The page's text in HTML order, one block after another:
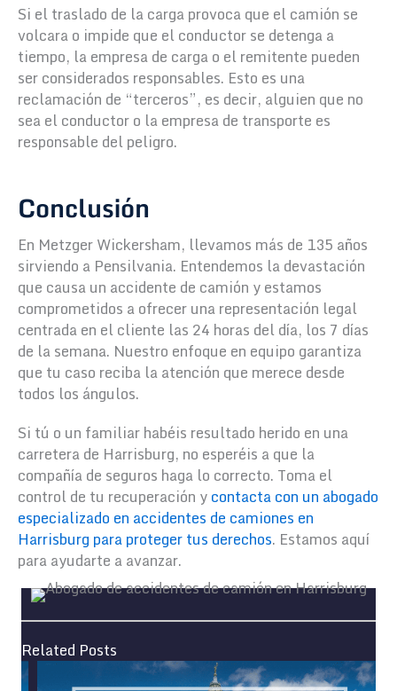
Related Posts
Si el traslado de la carga provoca que el camión se
volcara o impide que el conductor se detenga a
tiempo, la empresa de carga o el remitente pueden
ser considerados responsables. Esto es una
reclamación de “terceros”, es decir, alguien que no
sea el conductor o la empresa de transporte es
responsable del peligro.
Conclusión
En Metzger Wickersham, llevamos más de 135 años
sirviendo a Pensilvania. Entendemos la devastación
que causa un accidente de camión y estamos
comprometidos a ofrecer una representación legal
centrada en el cliente las 24 horas del día, los 7 días
de la semana. Nuestro enfoque en equipo garantiza
que tu caso reciba la atención que merece desde
todos los ángulos.
Si tú o un familiar habéis resultado herido en una
carretera de Harrisburg, no esperéis a que la
compañía de seguros haga lo correcto. Toma el
control de tu recuperación ycontacta con un abogado
especializado en accidentes de camiones en
Harrisburg para proteger tus derechos. Estamos aquí
para ayudarte a avanzar.